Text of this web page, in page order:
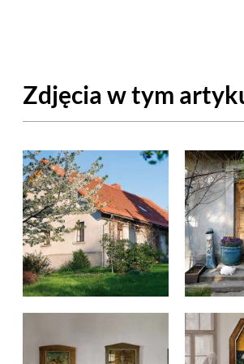
Zdjęcia w tym
APTECZKA
RZEMIOSŁO
ZUPY
INNE